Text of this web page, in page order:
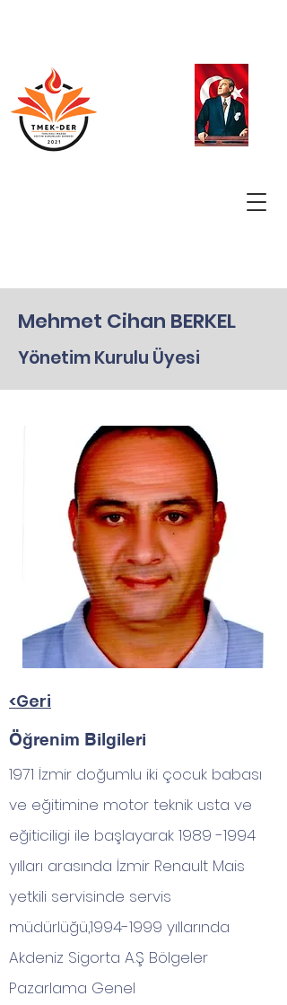
Mehmet Cihan BERKEL
Yönetim Kurulu Üyesi
<Geri
Öğrenim Bilgileri
1971 İzmir doğumlu iki çocuk babası
ve eğitimine motor teknik usta ve
eğiticiligi ile başlayarak 1989 -1994
yılları arasında İzmir Renault Mais
yetkili servisinde servis
müdürlüğü,1994-1999 yıllarında
Akdeniz Sigorta A.Ş Bölgeler
Pazarlama Genel